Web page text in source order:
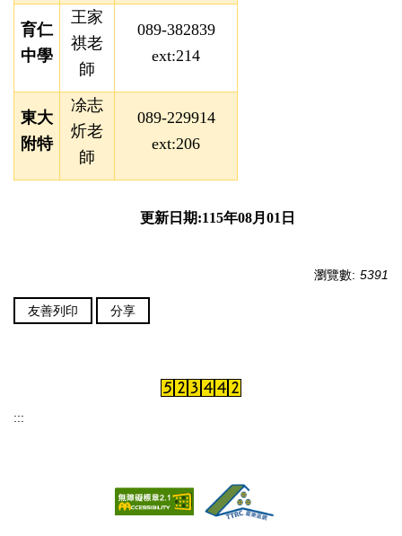
育仁
中學
王家
祺老
師
089-382839
ext:214
東大
附特
凃志
炘老
師
089-229914
ext:206
更新日期:115年08月01日
瀏覽數: 5391
友善列印 分享
:::